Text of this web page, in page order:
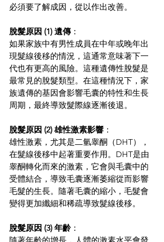
必須要了解成因，從以作出改善。
脫髮原因 (1) 遺傳：
如果家族中有男性成員在中年或晚年出
現髮線後移的情況，這通常意味著下一
代也有更高的風險。這種遺傳性脫髮是
最常見的脫髮類型。在這種情況下，家
族遺傳的基因會影響毛囊的特性和生長
周期，最終導致髮際線逐漸後退。
脫髮原因 (2) 雄性激素影響 ：
雄性激素，尤其是二氫睾酮（DHT），
在髮線後移中起著重要作用。DHT是由
睾酮轉化而來的激素，它會與毛囊中的
受體結合，導致毛囊逐漸萎縮從而影響
毛髮的生長。隨著毛囊的縮小，毛髮會
變得更加纖細和稀疏導致髮線後移。
脫髮原因 (3) 年齡：